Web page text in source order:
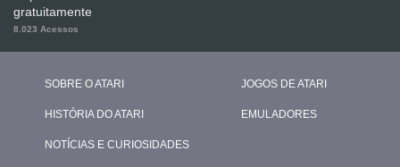
gratuitamente
8.023 Acessos
SOBRE O ATARI
HISTÓRIA DO ATARI
NOTÍCIAS E CURIOSIDADES
JOGOS DE ATARI
EMULADORES